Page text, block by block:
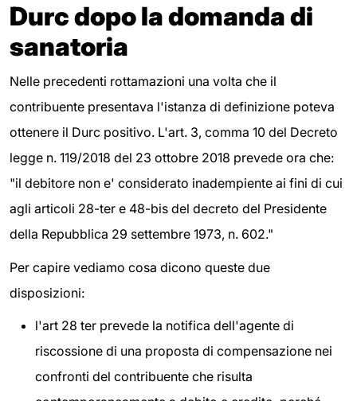
Durc dopo la domanda di
sanatoria
Nelle precedenti rottamazioni una volta che il
contribuente presentava l'istanza di definizione poteva
ottenere il Durc positivo. L'art. 3, comma 10 del Decreto
legge n. 119/2018 del 23 ottobre 2018 prevede ora che:
"il debitore non e' considerato inadempiente ai fini di cui
agli articoli 28-ter e 48-bis del decreto del Presidente
della Repubblica 29 settembre 1973, n. 602."
Per capire vediamo cosa dicono queste due
disposizioni:
l'art 28 ter prevede la notifica dell'agente di
riscossione di una proposta di compensazione nei
confronti del contribuente che risulta